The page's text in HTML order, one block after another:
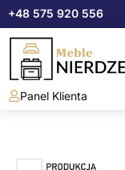
do+48 575 920 556
Panel Klienta